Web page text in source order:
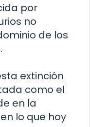
por
no
de los
extinción
como el
en la
lo que hoy